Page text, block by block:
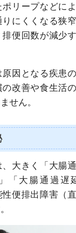
リープなどに
りにくくなる狭
便回数が減少
因となる疾患
の改善や食生活
せん。
大きく「大腸
「大腸通過遅
便排出障害（